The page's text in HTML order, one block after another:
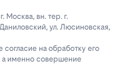
Москва, вн. тер. г.
ул. Люсиновская,
согласие на обработку его
именно совершение